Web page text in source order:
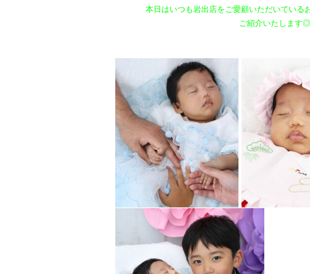
本日はいつも岩出店をご愛顧いただいている
ご紹介いたしま す◎